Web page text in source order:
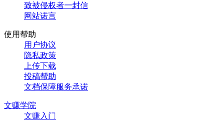
致被侵权者一封信
网站诺言
使用帮助
用户协议
隐私政策
上传下载
投稿帮助
文档保障服务承诺
文赚学院
文赚入门